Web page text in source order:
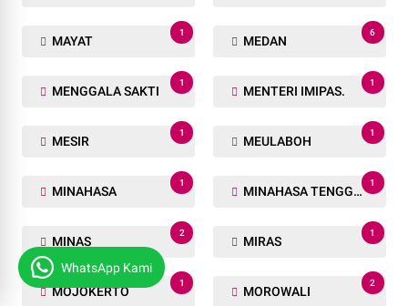
MAYAT
1
MEDAN
6
MENGGALA SAKTI
1
MENTERI IMIPAS.
1
MESIR
1
MEULABOH
1
MINAHASA
1
MINAHASA TENGGARA
1
MINAS
2
MIRAS
1
MOJOKERTO
1
MOROWALI
2
WhatsApp Kami